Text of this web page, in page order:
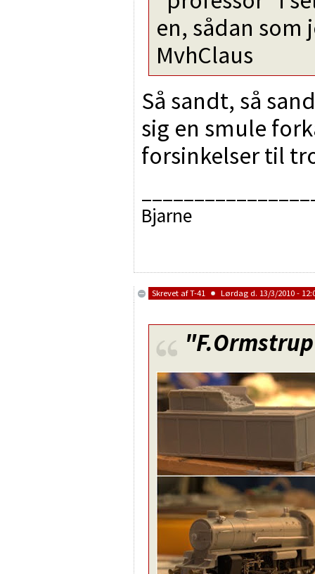
en, sådan som
MvhClaus
Så sandt, så
sig en smule
forsinkelser til
Bjarne
Skrevet afT-41 Lørdag d. 13/3/2010 -